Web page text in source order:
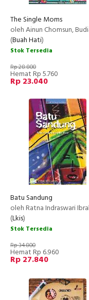
The Single Moms
oleh Ainun Chomsun, Budiana Indrastuti, Nia Amalia, Rani
(Buah Hati)
Stok Tersedia
Rp 28.800
Hemat Rp 5.760
Rp 23.040
Batu Sandung
oleh Ratna Indraswari
(Lkis)
Stok Tersedia
Rp 34.800
Hemat Rp 6.960
Rp 27.840